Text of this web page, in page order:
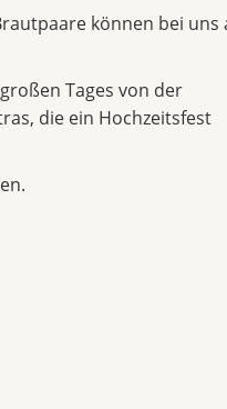
können bei uns
Tages von der
die ein Hochzeitsfest